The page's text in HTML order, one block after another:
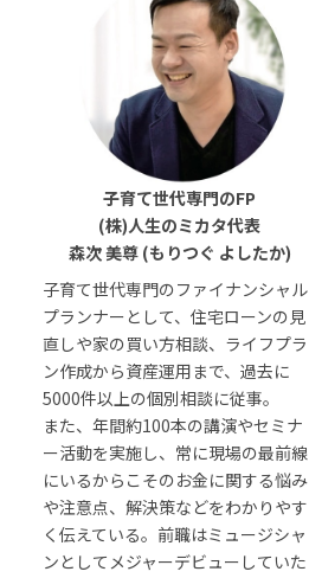
子育て世代専門のFP
(株)人生のミカタ代表
森次 美尊 (もりつぐ よしたか)
子育て世代専門のファイナンシャル
プランナーとして、住宅ローンの見
直しや家の買い方相談、ライフプラ
ン作成から資産運用まで、過去に
5000件以上の個別相談に従事。
また、年間約100本の講演やセミナ
ー活動を実施し、常に現場の最前線
にいるからこそのお金に関する悩み
や注意点、解決策などをわかりやす
く伝えている。前職はミュージシャ
ンとしてメジャーデビューしていた